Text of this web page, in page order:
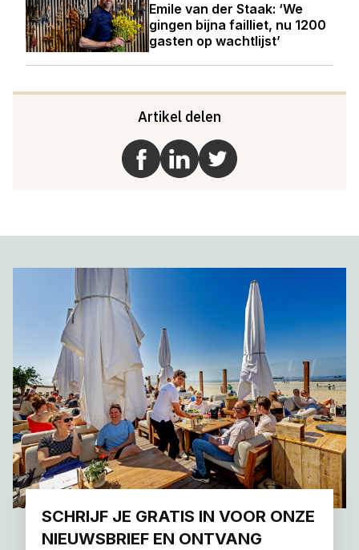
Emile van der Staak: ‘We
gingen bijna failliet, nu 1200
gasten op wachtlijst’
Artikel delen
SCHRIJF JE GRATIS IN VOOR ONZE
NIEUWSBRIEF EN ONTVANG